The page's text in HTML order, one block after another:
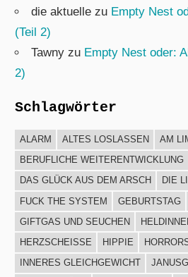
die aktuelle zu Empty Nest
(Teil 2)
Tawny zu Empty Nest oder:
2)
Schlagwörter
ALARM ALTES LOSLASSEN AM
BERUFLICHE WEITERENTWICKLUNG
DAS GLÜCK AUS DEM ARSCH
DIE
FUCK THE SYSTEM
GEBURTSTAG
GIFTGAS UND SEUCHEN
HERZSCHEISSE
HIPPIE
INNERES GLEICHGEWICHT